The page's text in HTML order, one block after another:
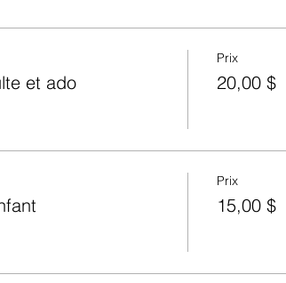
plus)
cardio et danse
au sol, étirements et exercices
et souliers d'intérieur
et ado
Prix
20,00 $
Prix
15,00 $